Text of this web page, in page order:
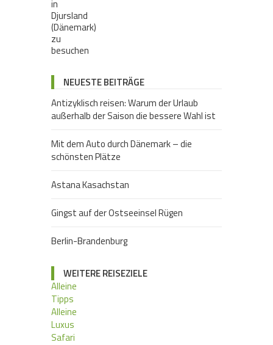
NEUESTE BEITRÄGE
Antizyklisch reisen: Warum der Urlaub
außerhalb der Saison die bessere Wahl ist
Mit dem Auto durch Dänemark – die
schönsten Plätze
Astana Kasachstan
Gingst auf der Ostseeinsel Rügen
Berlin-Brandenburg
WEITERE REISEZIELE
Alleine
Tipps
Alleine
Luxus
Safari